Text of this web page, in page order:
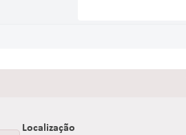
Localização